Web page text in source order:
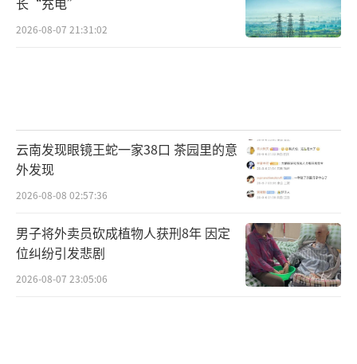
相关的议题，转化为一个个可触碰、可感知的
平凡瞬间，让大家通过我们的真实探访、亲身
从看见到行动，从理解到参与，每一个关
心绿色未来的人，都是绿色未来的共建者。这
部纪录片所记录的，只是我们向绿色未来迈进
地方，继续学习，继续感受，把更多中国绿色
发展的故事讲给大家听。也希望能和大家一
起，从日常做起，从点滴做起，一起成为绿色
2026-08-07 21:31:02
云南发现眼镜王蛇一家38口 茶园里的意
外发现
2026-08-08 02:57:36
男子将外卖员砍成植物人获刑8年 因定
位纠纷引发悲剧
2026-08-07 23:05:06